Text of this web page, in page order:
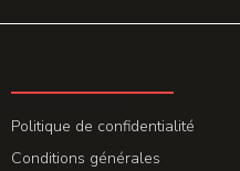
Politique de confidentialité
Conditions générales